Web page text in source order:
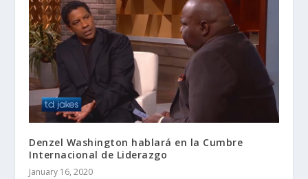
Denzel Washington hablará en la Cumbre
Internacional de Liderazgo
January 16, 2020